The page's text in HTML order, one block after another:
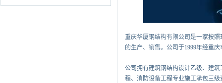
重庆华厦钢结构有限公司是一家按
的生产、销售。公司于1999年经重
公司拥有建筑钢结构设计乙级、建
程、消防设备工程专业施工承包三